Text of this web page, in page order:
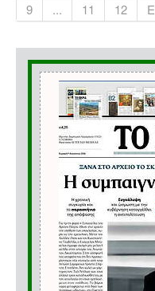
9
... 11 12